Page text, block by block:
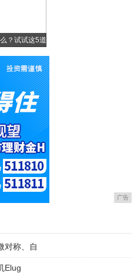
？试试这5道
广告
对称、自
Elug